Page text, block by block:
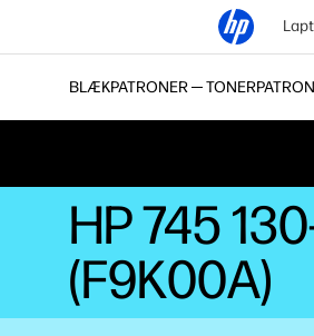
BLÆKPATRONER ─
HP 745
(F9K00A)